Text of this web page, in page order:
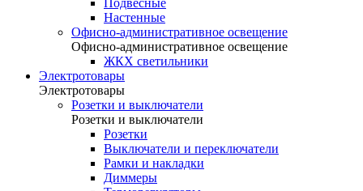
Настенные
Офисно-административное освещение
Офисно-административное освещение
ЖКХ светильники
Электротовары
Электротовары
Розетки и выключатели
Розетки и выключатели
Розетки
Выключатели и переключатели
Рамки и накладки
Диммеры